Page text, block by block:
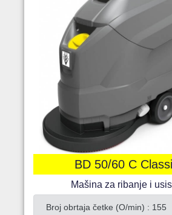
BD 50/60 C
Mašina za ribanje i
Broj obrtaja četke (O/min) : 155